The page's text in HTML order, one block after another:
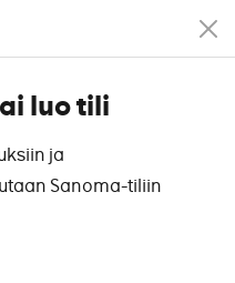
luo tili
ja
Sanoma-tiliin